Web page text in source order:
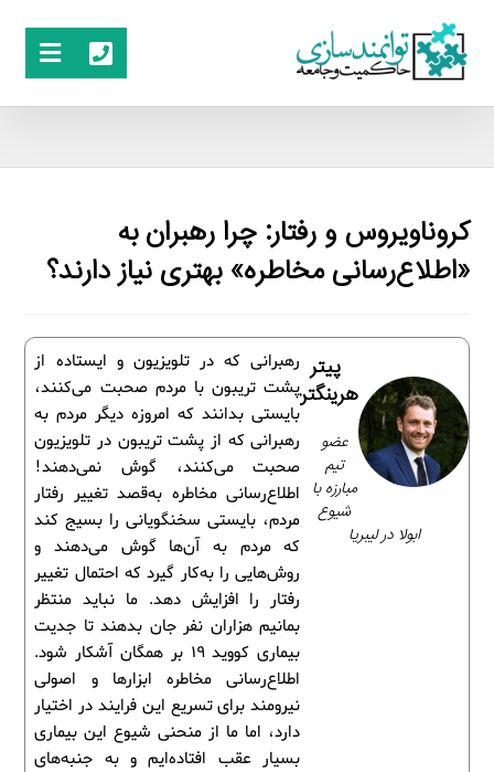
کروناویروس و رفتار: چرا رهبران به
«اطلاع‌رسانی مخاطره» بهتری نیاز دارند؟
رهبرانی که در تلویزیون و ایستاده از
پشت تریبون با مردم صحبت می‌کنند،
بایستی بدانند که امروزه دیگر مردم به
رهبرانی که از پشت تریبون در تلویزیون
صحبت می‌کنند، گوش نمی‌دهند!
اطلاع‌رسانی مخاطره به‌قصد تغییر رفتار
مردم، بایستی سخنگویانی را بسیج کند
که مردم به آن‌ها گوش می‌دهند و
روش‌هایی را به‌کار گیرد که احتمال تغییر
رفتار را افزایش دهد. ما نباید منتظر
بمانیم هزاران نفر جان بدهند تا جدیت
بیماری کووید 19 بر همگان آشکار شود.
اطلاع‌رسانی مخاطره ابزارها و اصولی
نیرومند برای تسریع این فرایند در اختیار
دارد، اما ما از منحنی شیوع این بیماری
بسیار عقب افتاده‌ایم و به جنبه‌های
پیتر
هرینگتن
عضو
تیم
مبارزه با
شیوع
ابولا در لیبریا